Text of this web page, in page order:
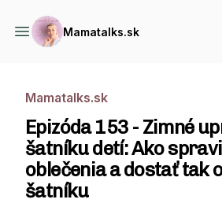
Mamatalks.sk
Mamatalks.sk
Epizóda 153 - Zimné
šatníku detí: Ako
oblečenia a dostať tak
šatníku